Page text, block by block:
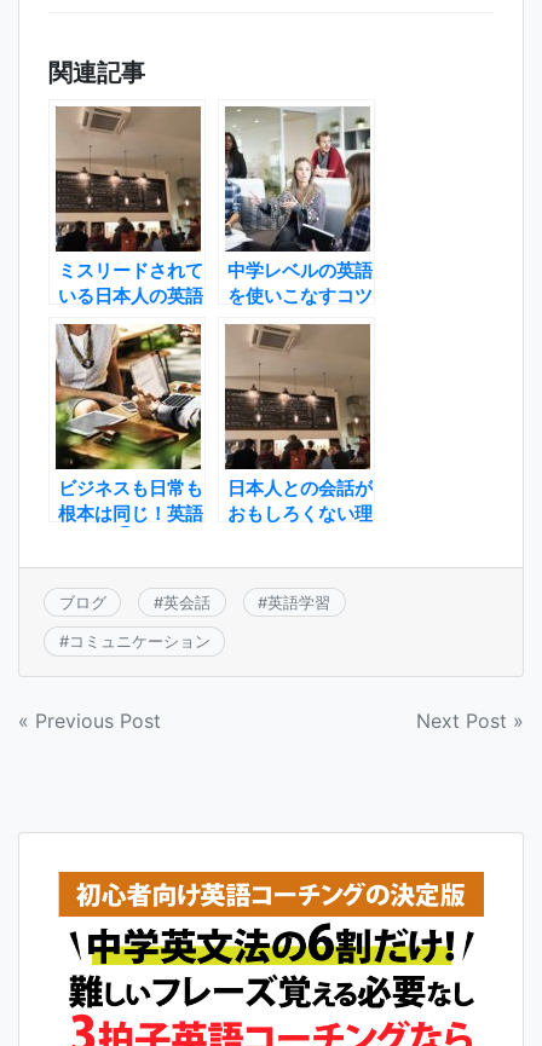
関連記事
ミスリードされて
いる日本人の英語
中学レベルの英語
を使いこなすコツ
ビジネスも日常も
根本は同じ！英語
日本人との会話が
おもしろくない理
ブログ #英会話 #英語学習
#コミュニケーション
投
« Previous Post Next Post »